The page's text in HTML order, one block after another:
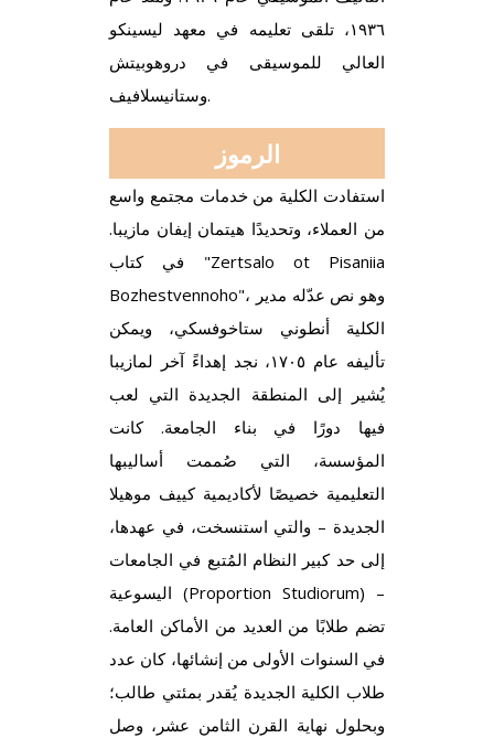
١٩٣٦، تلقى تعليمه في معهد ليسينكو
العالي للموسيقى في دروهوبيتش
وستانيسلافيف.
الرموز
استفادت الكلية من خدمات مجتمع واسع
من العملاء، وتحديدًا هيتمان إيفان مازيبا.
في كتاب "Zertsalo ot Pisaniia
Bozhestvennoho"، وهو نص عدّله مدير
الكلية أنطوني ستاخوفسكي، ويمكن
تأليفه عام ١٧٠٥، نجد إهداءً آخر لمازيبا
يُشير إلى المنطقة الجديدة التي لعب
فيها دورًا في بناء الجامعة. كانت
المؤسسة، التي صُممت أساليبها
التعليمية خصيصًا لأكاديمية كييف موهيلا
الجديدة – والتي استنسخت، في عهدها،
إلى حد كبير النظام المُتبع في الجامعات
اليسوعية (Proportion Studiorum) –
تضم طلابًا من العديد من الأماكن العامة.
في السنوات الأولى من إنشائها، كان عدد
طلاب الكلية الجديدة يُقدر بمئتي طالب؛
وبحلول نهاية القرن الثامن عشر، وصل